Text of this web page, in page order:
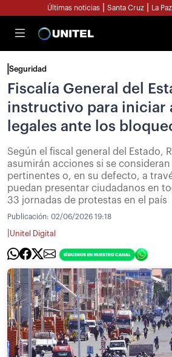
Últimas noticias Santa Cruz La Paz
Seguridad
Fiscalía General del
instructivo para iniciar
legales ante los
Según el fiscal general del Estado,
asumirán acciones si se consideran
pertinentes o, en su defecto, a
puedan presentar ciudadanos en
33 jornadas de protestas en el país
Publicación: 02/06/2026 19:18
Unitel Digital